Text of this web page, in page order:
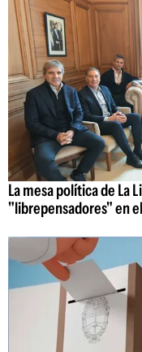
La mesa política de La
"librepensadores" en